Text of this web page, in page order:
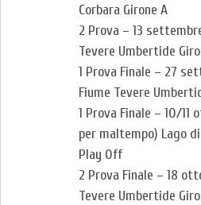
Corbara Girone A
2 Prova – 13
Tevere Umbertide
1 Prova Finale – 27
Fiume Tevere
1 Prova Finale – 10/
per maltempo) Lago
Play Off
2 Prova Finale – 18
Tevere Umbertide